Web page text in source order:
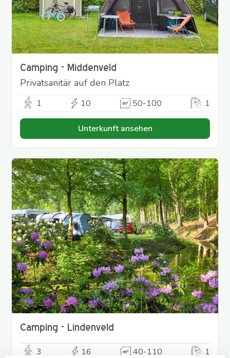
Camping - Middenveld
Privatsanitär auf den Platz
1 10 50-100 1
Unterkunft ansehen
Camping - Lindenveld
3 16 40-110 1